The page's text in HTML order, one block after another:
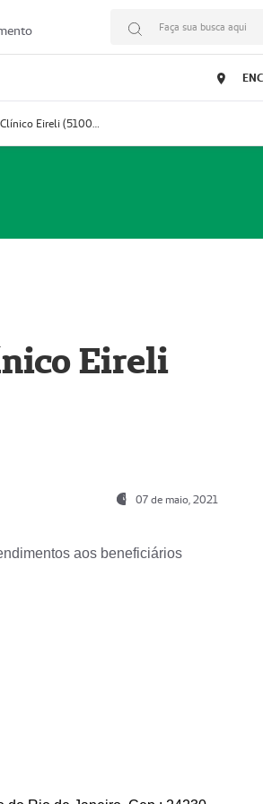
Faça sua busca aqui
Prestador Mosaicum Espaço Clínico Eireli (51004355-5)
Eireli
07 de maio, 2021
aos beneficiários